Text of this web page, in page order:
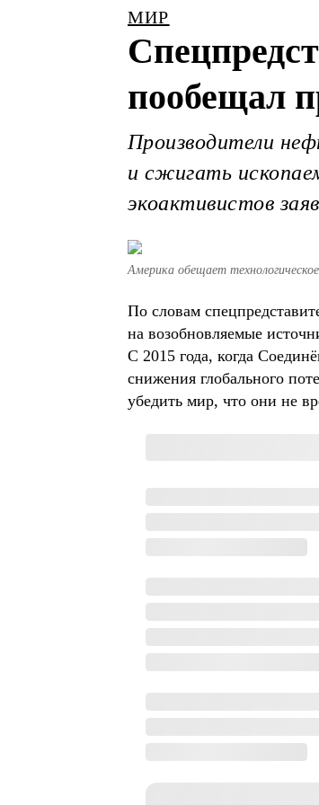
МИР
пообещал
Производители
и сжигать
экоактивистов
Америка обещает
По словам
на возобновляемые
С 2015 года, когда
снижения глобального
убедить мир, что они не